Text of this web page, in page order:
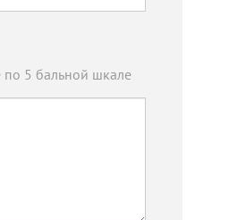
по 5 бальной шкале